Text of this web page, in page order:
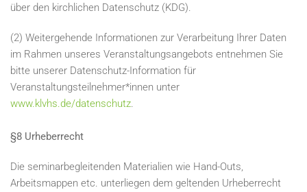
über den kirchlichen Datenschutz (KDG).
(2) Weitergehende Informationen zur Verarbeitung Ihrer Daten
im Rahmen unseres Veranstaltungsangebots entnehmen Sie
bitte unserer Datenschutz-Information für
Veranstaltungsteilnehmer*innen unter
www.klvhs.de/datenschutz
§8 Urheberrecht
Die seminarbegleitenden Materialien wie Hand-Outs,
Arbeitsmappen etc. unterliegen dem geltenden Urheberrecht